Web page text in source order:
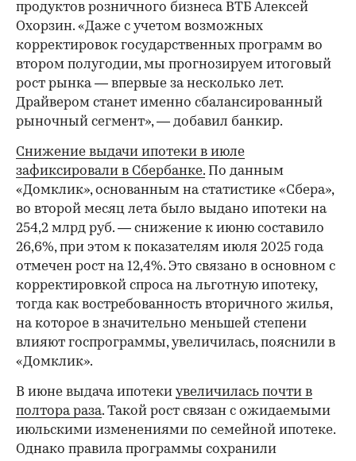
продуктов розничного бизнеса ВТБ Алексей
Охорзин. «Даже с учетом возможных
корректировок государственных программ во
втором полугодии, мы прогнозируем итоговый
рост рынка — впервые за несколько лет.
Драйвером станет именно сбалансированный
рыночный сегмент», — добавил банкир.
Снижение выдачи ипотеки в июле
зафиксировали в Сбербанке. По данным
«Домклик», основанным на статистике «Сбера»,
во второй месяц лета было выдано ипотеки на
254,2 млрд руб. — снижение к июню составило
26,6%, при этом к показателям июля 2025 года
отмечен рост на 12,4%. Это связано в основном с
корректировкой спроса на льготную ипотеку,
тогда как востребованность вторичного жилья,
на которое в значительно меньшей степени
влияют госпрограммы, увеличилась, пояснили в
«Домклик».
В июне выдача ипотеки увеличилась почти в
полтора раза. Такой рост связан с ожидаемыми
июльскими изменениями по семейной ипотеке.
Однако правила программы сохранили